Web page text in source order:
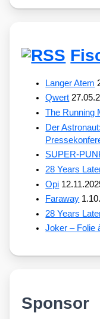
Langer Atem
Qwert
The Running
Der
SUPER-
28 Years
Opi
Faraway
28 Years
Joker – Folie
Sponsor